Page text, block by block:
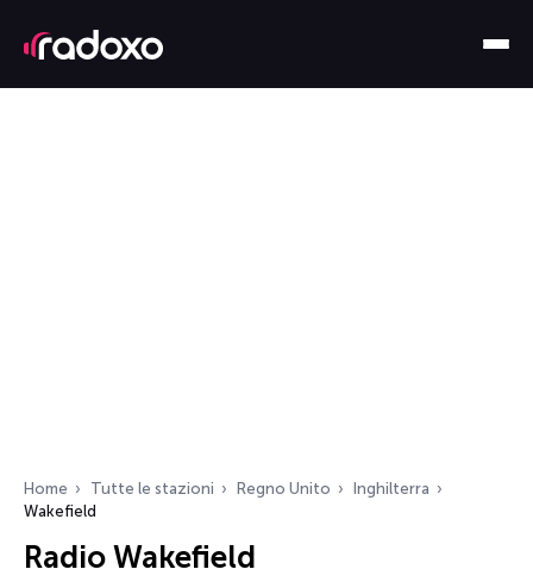
Home Tutte le stazioni Regno Unito
Inghilterra
Wakefield
Radio Wakefield